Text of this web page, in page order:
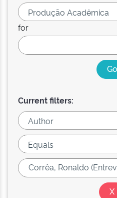
for
Current filters: